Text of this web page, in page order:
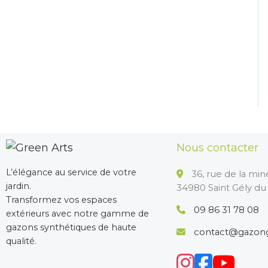
L’élégance au service de votre
jardin.
Transformez vos espaces
extérieurs avec notre gamme de
gazons synthétiques de haute
qualité.
Nous contacter
36, rue de la
34980 Saint Gély du
09 86 31 78 08